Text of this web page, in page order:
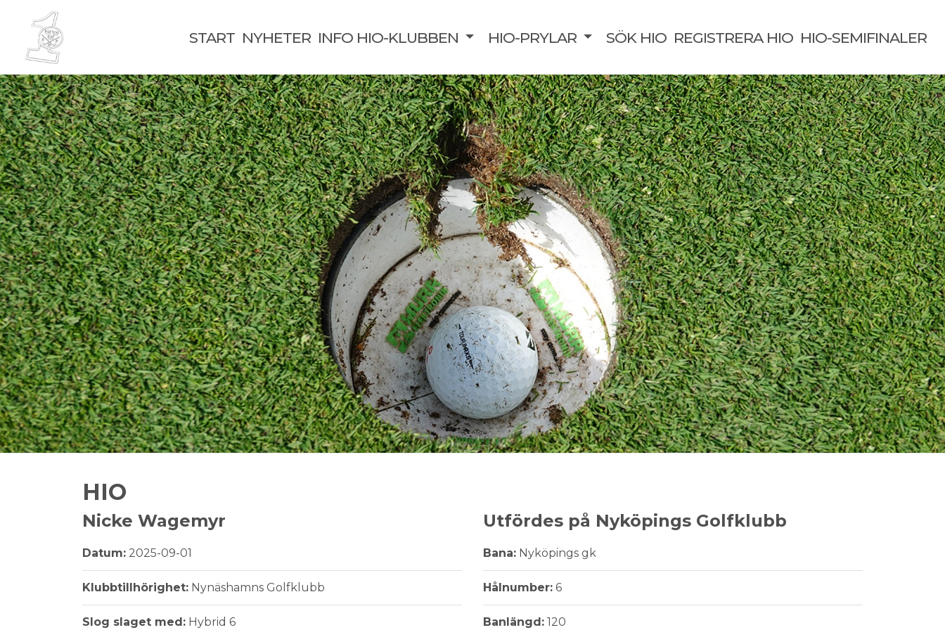
START NYHETER INFO HIO-KLUBBEN HIO-PRYLAR SÖK HIO REGISTRERA HIO HIO-SEMIFINALER
HIO
Nicke Wagemyr
Datum: 2025-09-01
Klubbtillhörighet: Nynäshamns Golfklubb
Slog slaget med: Hybrid 6
Utfördes på Nyköpings Golfklubb
Bana: Nyköpings gk
Hålnumber: 6
Banlängd: 120